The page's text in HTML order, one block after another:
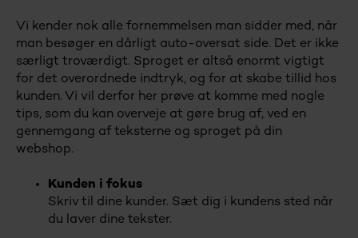
Vi kender nok alle fornemmelsen man sidder med, når
man besøger en dårligt auto-oversat side. Det er ikke
særligt troværdigt. Sproget er altså enormt vigtigt
for det overordnede indtryk, og for at skabe tillid hos
kunden. Vi vil derfor her prøve at komme med nogle
tips, som du kan overveje at gøre brug af, ved en
gennemgang af teksterne og sproget på din
webshop.
Kunden i fokus
Skriv til dine kunder. Sæt dig i kundens sted når
du laver dine tekster.